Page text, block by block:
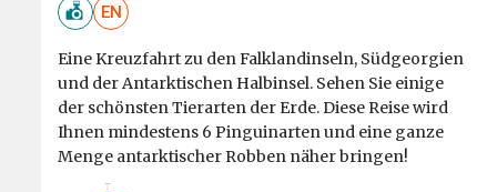
EN
Eine Kreuzfahrt zu den Falklandinseln, Südgeorgien
und der Antarktischen Halbinsel. Sehen Sie einige
der schönsten Tierarten der Erde. Diese Reise wird
Ihnen mindestens 6 Pinguinarten und eine ganze
Menge antarktischer Robben näher bringen!